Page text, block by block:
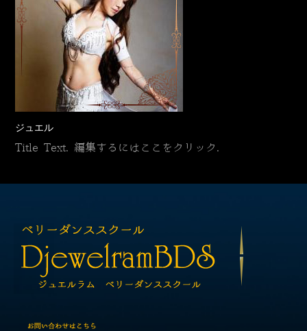
ジュエル
Title Text. 編集するにはここをクリック.